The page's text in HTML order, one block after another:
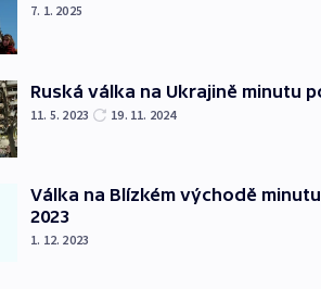
7. 1. 2025
Ruská válka na Ukrajině minutu
11. 5. 2023 19. 11. 2024
Válka na Blízkém východě
2023
1. 12. 2023